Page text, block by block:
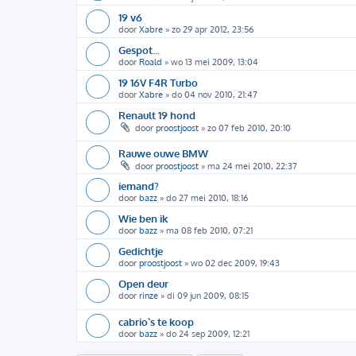
19 v6
door Xabre » zo 29 apr 2012, 23:56
Gespot...
door Roald » wo 13 mei 2009, 13:04
19 16V F4R Turbo
door Xabre » do 04 nov 2010, 21:47
Renault 19 hond
door proostjoost » zo 07 feb 2010, 20:10
Rauwe ouwe BMW
door proostjoost » ma 24 mei 2010, 22:37
iemand?
door bazz » do 27 mei 2010, 18:16
Wie ben ik
door bazz » ma 08 feb 2010, 07:21
Gedichtje
door proostjoost » wo 02 dec 2009, 19:43
Open deur
door rinze » di 09 jun 2009, 08:15
cabrio`s te koop
door bazz » do 24 sep 2009, 12:21